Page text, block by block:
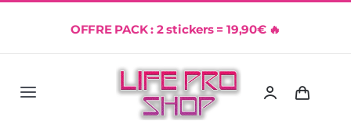
OFFRE PACK : 2 stickers = 19,90€ 🔥
Navigation